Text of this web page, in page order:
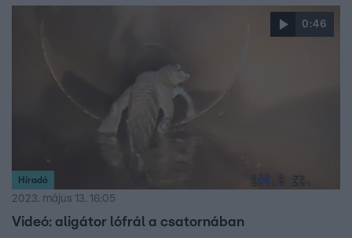
0:46
Híradó
2023. május 13. 16:05
Videó: aligátor lófrál a csatornában